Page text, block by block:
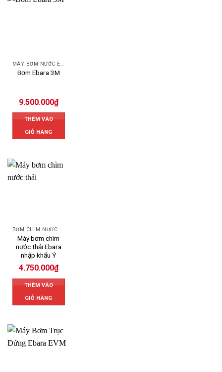
Bơm Ebara 3M
9.500.000₫
THÊM VÀO
GIỎ HÀNG
Máy bơm chìm
nước thải Ebara
nhập khẩu Ý
4.750.000₫
THÊM VÀO
GIỎ HÀNG